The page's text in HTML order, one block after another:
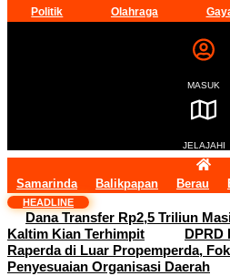
Politik
Olahraga
MASUK
JELAJAHI
Samarinda Balikpapan Berau
HEADLINE
Dana Transfer Rp2,5 Triliun
Kaltim Kian Terhimpit
DPRD
Raperda di Luar Propemperda,
Penyesuaian Organisasi Daerah